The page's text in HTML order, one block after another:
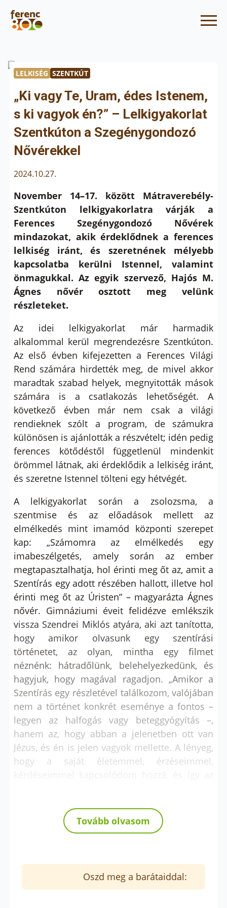
LELKISÉG SZENTKÚT
„Ki vagy Te, Uram, édes Istenem,
s ki vagyok én?” – Lelkigyakorlat
Szentkúton a Szegénygondozó
Nővérekkel
2024.10.27.
November 14–17. között Mátraverebély-
Szentkúton lelkigyakorlatra várják a
Ferences Szegénygondozó Nővérek
mindazokat, akik érdeklődnek a ferences
lelkiség iránt, és szeretnének mélyebb
kapcsolatba kerülni Istennel, valamint
önmagukkal. Az egyik szervező, Hajós M.
Ágnes nővér osztott meg velünk
részleteket.
Az idei lelkigyakorlat már harmadik
alkalommal kerül megrendezésre Szentkúton.
Az első évben kifejezetten a Ferences Világi
Rend számára hirdették meg, de mivel akkor
maradtak szabad helyek, megnyitották mások
számára is a csatlakozás lehetőségét. A
következő évben már nem csak a világi
rendieknek szólt a program, de számukra
különösen is ajánlották a részvételt; idén pedig
ferences kötődéstől függetlenül mindenkit
örömmel látnak, aki érdeklődik a lelkiség iránt,
és szeretne Istennel tölteni egy hétvégét.
A lelkigyakorlat során a zsolozsma, a
szentmise és az előadások mellett az
elmélkedés mint imamód központi szerepet
kap: „Számomra az elmélkedés egy
imabeszélgetés, amely során az ember
megtapasztalhatja, hol érinti meg őt az, amit a
Szentírás egy adott részében hallott, illetve hol
érinti meg őt az Úristen” – magyarázta Ágnes
nővér. Gimnáziumi éveit felidézve emlékszik
vissza Szendrei Miklós atyára, aki azt tanította,
hogy amikor olvasunk egy szentírási
történetet, az olyan, mintha egy filmet
néznénk: hátradőlünk, belehelyezkedünk, és
hagyjuk, hogy magával ragadjon. „Amikor a
Szentírás egy részletével találkozom, valójában
nem a történet konkrét eseménye a fontos –
legyen az halfogás vagy beteggyógyítás –,
hanem az, hogy abban a jelenetben ott van
Jézus, és én is jelen vagyok mellette. A lényeg,
hogy a saját életemmel, érzéseimmel,
hanem, hogy a Jézussal való találkozásom
hogyan érint meg és formál engem” – mondta
Tovább olvasom
Oszd meg a barátaiddal: